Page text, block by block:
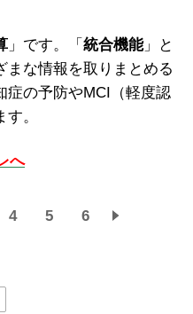
」です。「 統合機能」と
まな情報を取りまとめる
症の予防やMCI（軽度認
。
へ
4 5 6